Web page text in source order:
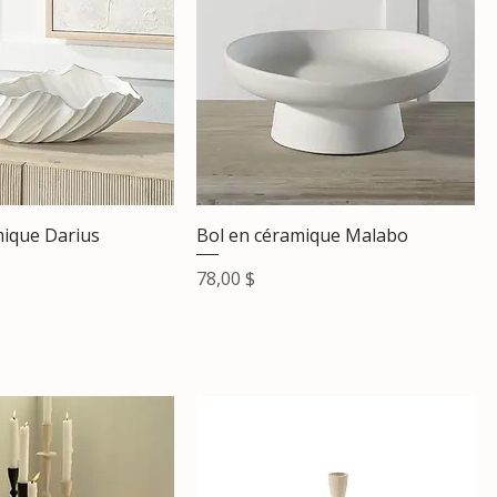
Darius
Bol en céramique Malabo
Prix
78,00 $